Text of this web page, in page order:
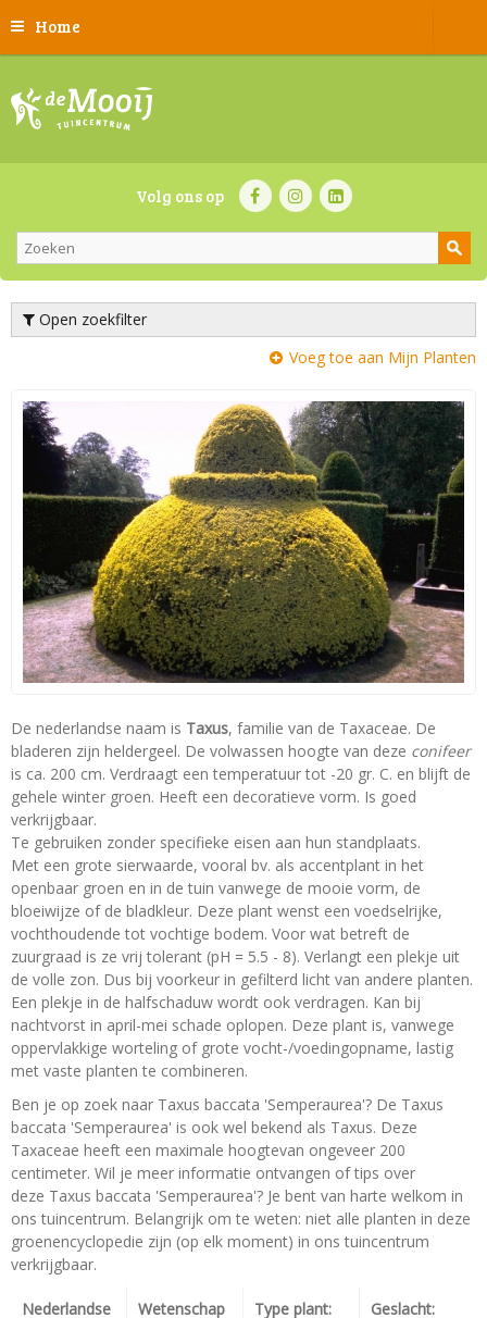
Home
Volg ons op
Open zoekfilter
Voeg toe aan Mijn Planten
De nederlandse naam is Taxus, familie van de Taxaceae. De
bladeren zijn heldergeel. De volwassen hoogte van deze conifeer
is ca. 200 cm. Verdraagt een temperatuur tot -20 gr. C. en blijft de
gehele winter groen. Heeft een decoratieve vorm. Is goed
verkrijgbaar.
Te gebruiken zonder specifieke eisen aan hun standplaats.
Met een grote sierwaarde, vooral bv. als accentplant in het
openbaar groen en in de tuin vanwege de mooie vorm, de
bloeiwijze of de bladkleur. Deze plant wenst een voedselrijke,
vochthoudende tot vochtige bodem. Voor wat betreft de
zuurgraad is ze vrij tolerant (pH = 5.5 - 8). Verlangt een plekje uit
de volle zon. Dus bij voorkeur in gefilterd licht van andere planten.
Een plekje in de halfschaduw wordt ook verdragen. Kan bij
nachtvorst in april-mei schade oplopen. Deze plant is, vanwege
oppervlakkige worteling of grote vocht-/voedingopname, lastig
met vaste planten te combineren.
Ben je op zoek naar Taxus baccata 'Semperaurea'? De Taxus
baccata 'Semperaurea' is ook wel bekend als Taxus. Deze
Taxaceae heeft een maximale hoogtevan ongeveer 200
centimeter. Wil je meer informatie ontvangen of tips over
deze Taxus baccata 'Semperaurea'? Je bent van harte welkom in
ons tuincentrum. Belangrijk om te weten: niet alle planten in deze
groenencyclopedie zijn (op elk moment) in ons tuincentrum
verkrijgbaar.
Nederlandse
Wetenschap
Type plant:
Geslacht: